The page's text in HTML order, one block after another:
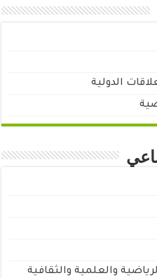
الدولية
والعلمية والثقافية